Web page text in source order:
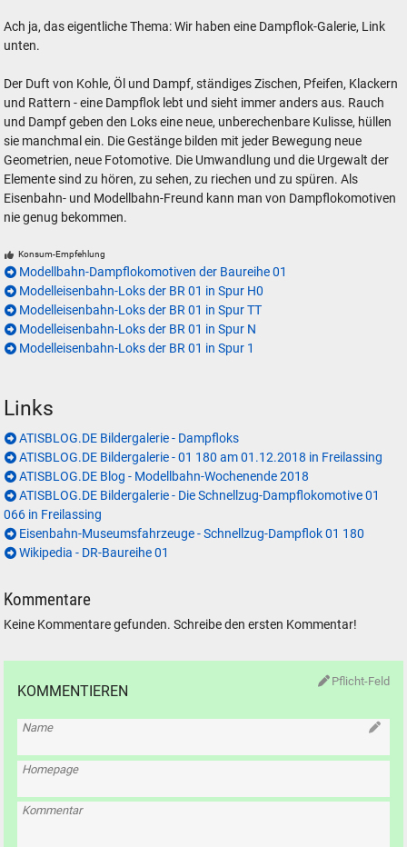
Ach ja, das eigentliche Thema: Wir haben eine Dampflok-Galerie, Link
unten.
Der Duft von Kohle, Öl und Dampf, ständiges Zischen, Pfeifen, Klackern
und Rattern - eine Dampflok lebt und sieht immer anders aus. Rauch
und Dampf geben den Loks eine neue, unberechenbare Kulisse, hüllen
sie manchmal ein. Die Gestänge bilden mit jeder Bewegung neue
Geometrien, neue Fotomotive. Die Umwandlung und die Urgewalt der
Elemente sind zu hören, zu sehen, zu riechen und zu spüren. Als
Eisenbahn- und Modellbahn-Freund kann man von Dampflokomotiven
nie genug bekommen.
Konsum-Empfehlung
Modellbahn-Dampflokomotiven der Baureihe 01
Modelleisenbahn-Loks der BR 01 in Spur H0
Modelleisenbahn-Loks der BR 01 in Spur TT
Modelleisenbahn-Loks der BR 01 in Spur N
Modelleisenbahn-Loks der BR 01 in Spur 1
Links
ATISBLOG.DE Bildergalerie - Dampfloks
ATISBLOG.DE Bildergalerie - 01 180 am 01.12.2018 in Freilassing
ATISBLOG.DE Blog - Modellbahn-Wochenende 2018
ATISBLOG.DE Bildergalerie - Die Schnellzug-Dampflokomotive 01
066 in Freilassing
Eisenbahn-Museumsfahrzeuge - Schnellzug-Dampflok 01 180
Wikipedia - DR-Baureihe 01
Kommentare
Keine Kommentare gefunden. Schreibe den ersten Kommentar!
Pflicht-Feld
KOMMENTIEREN
Name
Homepage
Kommentar